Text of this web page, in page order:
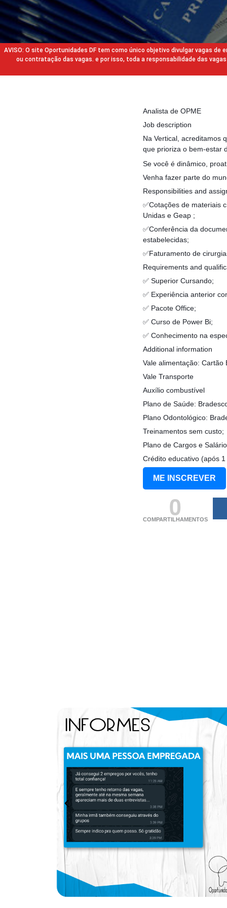
AVISO: O site Oportunidades DF tem como único objetivo divulgar vagas
ou contratação das vagas. e por isso, toda a responsabilidade das
Analista de OPME
Job description
Na Vertical, acreditamos
que prioriza o bem-estar
Se você é dinâmico,
Venha fazer parte do
Responsibilities and
✅Cotações de materiais
Unidas e Geap ;
✅Conferência da
estabelecidas;
✅Faturamento de
Requirements and
✅ Superior Cursando;
✅ Experiência anterior
✅ Pacote Office;
✅ Curso de Power Bi;
✅ Conhecimento na
Additional information
Vale alimentação: Cartão
Vale Transporte
Auxílio combustível
Plano de Saúde:
Plano Odontológico:
Treinamentos sem custo;
Plano de Cargos e
Crédito educativo (após
ME INSCREVER
0
COMPARTILHAMENTOS